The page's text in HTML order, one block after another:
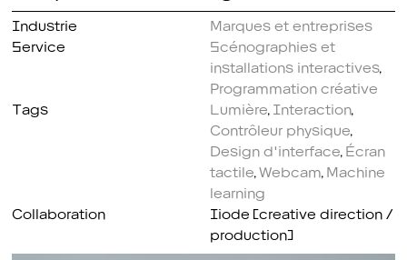
Industrie
Marques et entreprises
Service
Scénographies et
installations interactives
Programmation créative
Tags
Lumière Interaction,
Contrôleur physique
Design d'interface Écran
tactile Webcam Machine
learning
Collaboration
Iiode (creative direction /
production)